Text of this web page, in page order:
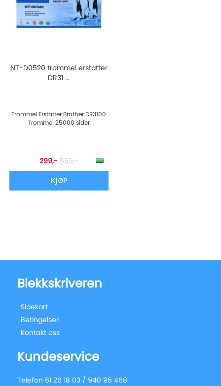
NT-D0520 trommel erstatter
DR31 ...
Trommel Erstatter Brother DR3100
Trommel 25000 sider
299,- 559,-
KJØP
Blekkskriveren
Sidekart
Betingelser
Kontakt oss
Kundeservice
Telefon 61 26 18 03 / 940 95 468